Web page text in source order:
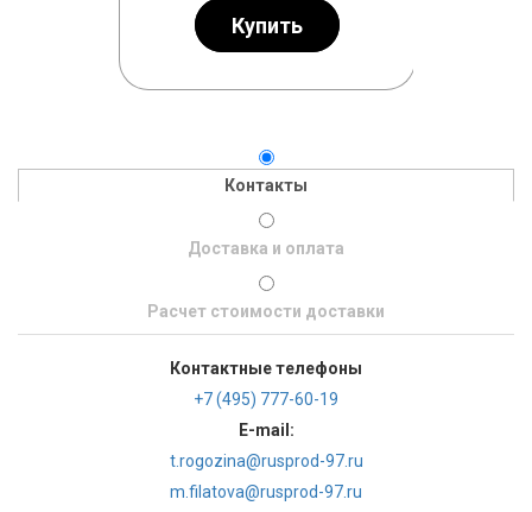
Купить
Контакты
Доставка и оплата
Расчет стоимости доставки
Контактные телефоны
+7 (495) 777-60-19
E-mail:
t.rogozina@rusprod-97.ru
m.filatova@rusprod-97.ru